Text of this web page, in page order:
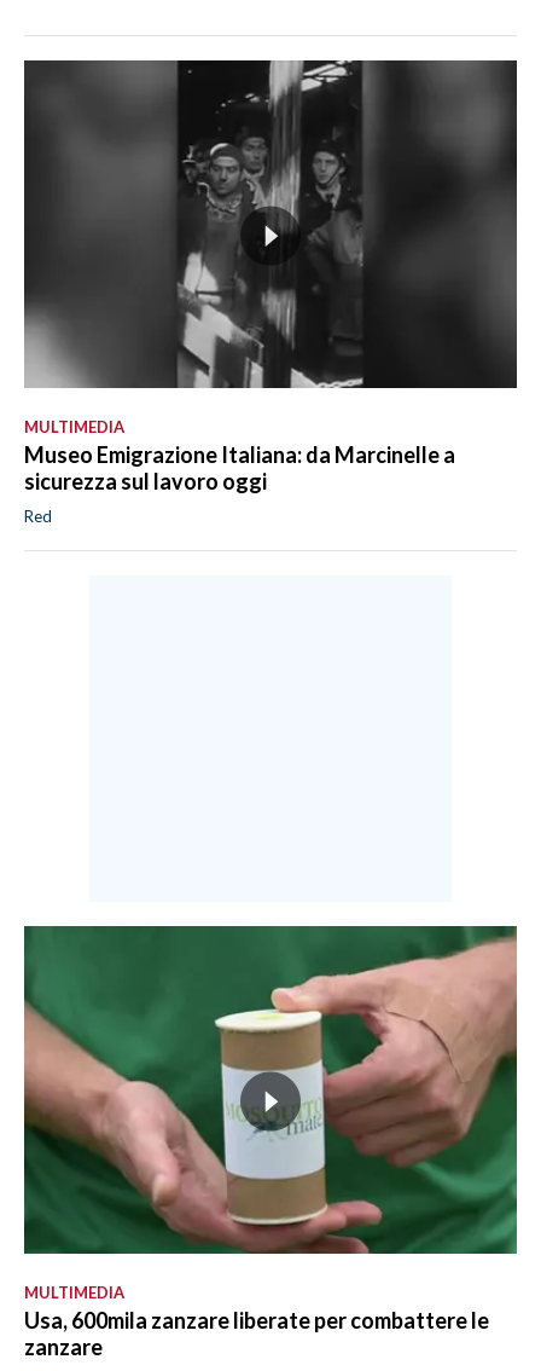
MULTIMEDIA
Museo Emigrazione Italiana: da Marcinelle a
sicurezza sul lavoro oggi
Red
MULTIMEDIA
Usa, 600mila zanzare liberate per combattere le
zanzare